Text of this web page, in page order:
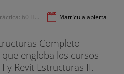
60 H... Matrícula abierta
Completo
engloba los cursos
y Revit Estructuras II.